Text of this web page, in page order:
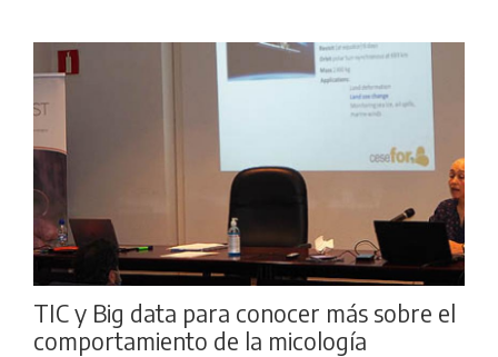
TIC y Big data para conocer más sobre el
comportamiento de la micología